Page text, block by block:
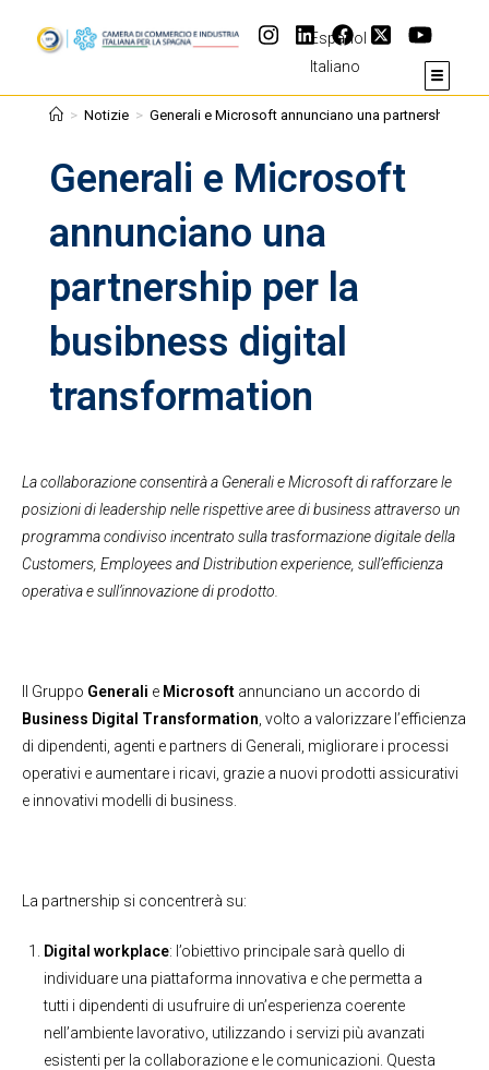
Español
Italiano
Generali e Microsoft
annunciano una
partnership per la
busibness digital
transformation
> Notizie > Generali e Microsoft annunciano una partnership
La collaborazione consentirà a Generali e Microsoft di rafforzare le
posizioni di leadership nelle rispettive aree di business attraverso un
programma condiviso incentrato sulla trasformazione digitale della
Customers, Employees and Distribution experience, sull’efficienza
operativa e sull’innovazione di prodotto.
Il Gruppo Generali e Microsoft annunciano un accordo di
Business Digital Transformation , volto a valorizzare l’efficienza
di dipendenti, agenti e partners di Generali, migliorare i processi
operativi e aumentare i ricavi, grazie a nuovi prodotti assicurativi
e innovativi modelli di business.
La partnership si concentrerà su:
Digital workplace: l’obiettivo principale sarà quello di
individuare una piattaforma innovativa e che permetta a
tutti i dipendenti di usufruire di un’esperienza coerente
nell’ambiente lavorativo, utilizzando i servizi più avanzati
esistenti per la collaborazione e le comunicazioni. Questa